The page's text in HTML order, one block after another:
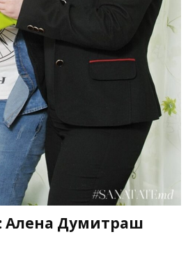
Алена Думитраш